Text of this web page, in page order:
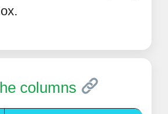
columns